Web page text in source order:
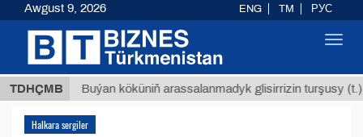
TDHÇMB
ТМТ Buýan köküniň arassalanmadyk glisirrizin turşusy (t.)
Halkara sergiler
Awgust 9, 2026 ENG TM РУС